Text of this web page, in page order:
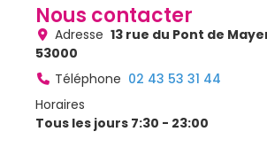
Nous contacter
Adresse 13 rue du Pont de
53000
Téléphone 02 43 53 31 44
Horaires
Tous les jours 7:30 - 23:00